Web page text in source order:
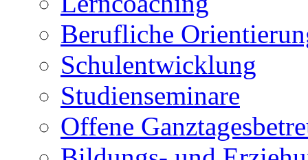
Berufliche
Schulentwicklung
Studienseminare
Offene